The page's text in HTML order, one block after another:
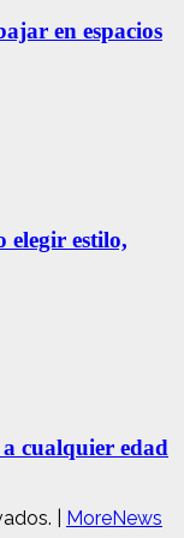
en espacios
elegir estilo,
cualquier edad
MoreNews